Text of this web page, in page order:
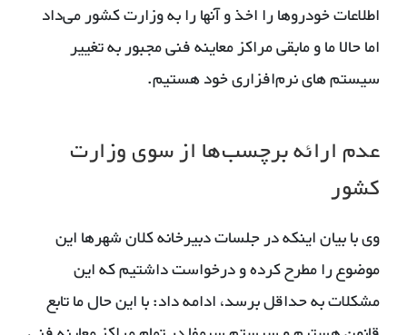
اطلاعات خودروها را اخذ و آنها را به وزارت کشور می‌داد
اما حالا ما و مابقی مراکز معاینه فنی مجبور به تغییر
سیستم های نرم‌افزاری خود هستیم.
عدم ارائه برچسب‌ها از سوی وزارت
کشور
وی با بیان اینکه در جلسات دبیرخانه کلان شهرها این
موضوع را مطرح کرده و درخواست داشتیم که این
مشکلات به حداقل برسد، ادامه داد: با این حال ما تابع